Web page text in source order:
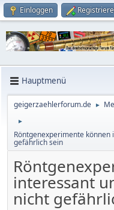
Einloggen
Hauptmenü
geigerzaehlerforum.de ►
►
Röntgenexperimente
gefährlich sein
interessant
nicht